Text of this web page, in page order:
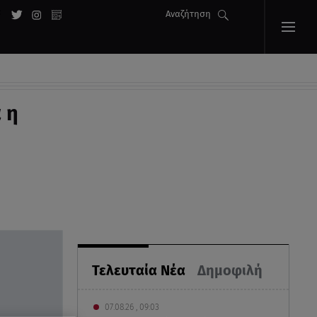
Αναζήτηση
η
Τελευταία Νέα Δημοφιλή
07.08.26 , 09:03